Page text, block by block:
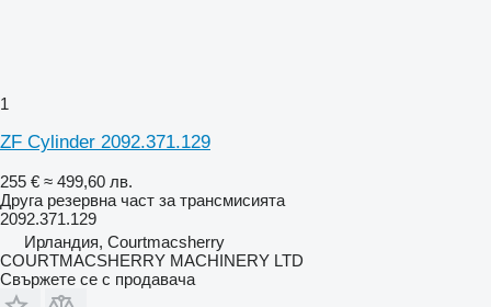
1
ZF Cylinder 2092.371.129
255 € ≈ 499,60 лв.
Друга резервна част за трансмисията
2092.371.129
Ирландия, Courtmacsherry
COURTMACSHERRY MACHINERY LTD
Свържете се с продавача